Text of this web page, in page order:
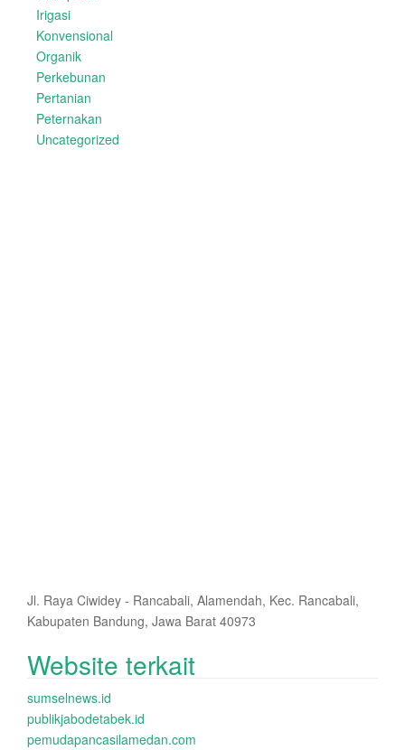
Irigasi
Konvensional
Organik
Perkebunan
Pertanian
Peternakan
Uncategorized
Jl. Raya Ciwidey - Rancabali, Alamendah, Kec. Rancabali,
Kabupaten Bandung, Jawa Barat 40973
Website terkait
sumselnews.id
publikjabodetabek.id
pemudapancasilamedan.com